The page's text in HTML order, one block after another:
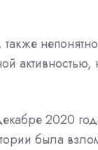
2020
была